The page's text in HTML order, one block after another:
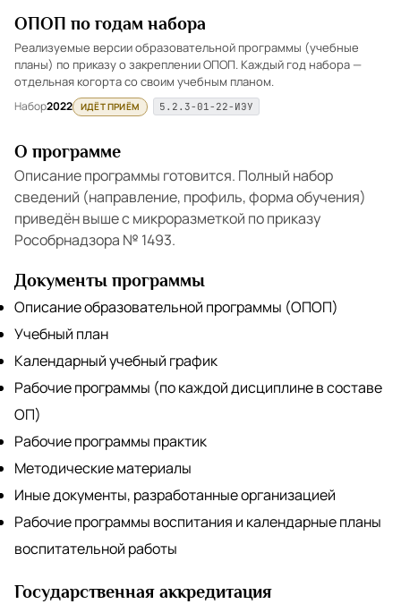
ОПОП по годам набора
Реализуемые версии образовательной программы (учебные
планы) по приказу о закреплении ОПОП. Каждый год набора —
отдельная когорта со своим учебным планом.
Набор2022 ИДЁТ ПРИЁМ 5.2.3-01-22-ИЭУ
О программе
Описание программы готовится. Полный набор
сведений (направление, профиль, форма обучения)
приведён выше с микроразметкой по приказу
Рособрнадзора № 1493.
Документы программы
Описание образовательной программы (ОПОП)
Учебный план
Календарный учебный график
Рабочие программы (по каждой дисциплине в составе
ОП)
Рабочие программы практик
Методические материалы
Иные документы, разработанные организацией
Рабочие программы воспитания и календарные планы
воспитательной работы
Государственная аккредитация